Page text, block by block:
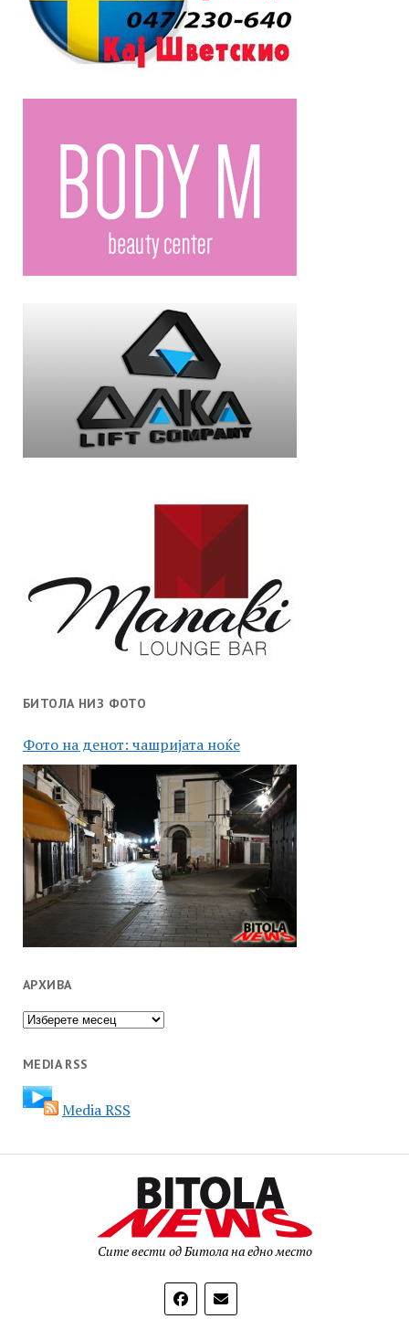
БИТОЛА НИЗ ФОТО
Фото на денот: чашријата ноќе
АРХИВА
Архива
MEDIA RSS
Media RSS
Сите вести од Битола на едно место